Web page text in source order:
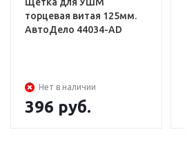
Щетка для УШМ
торцевая витая 125мм.
АвтоДело 44034-АD
Нет в наличии
396 руб.